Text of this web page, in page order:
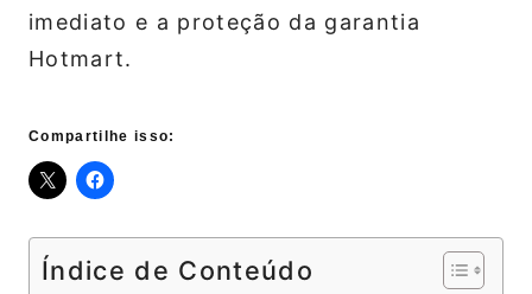
imediato e a proteção da garantia
Hotmart.
Compartilhe isso:
Índice de Conteúdo